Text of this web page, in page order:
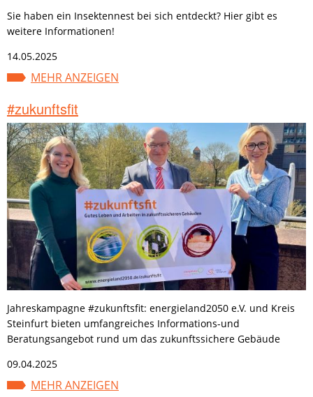
Sie haben ein Insektennest bei sich entdeckt? Hier gibt es
weitere Informationen!
14.05.2025
MEHR ANZEIGEN
#zukunftsfit
Jahreskampagne #zukunftsfit: energieland2050 e.V. und Kreis
Steinfurt bieten umfangreiches Informations-und
Beratungsangebot rund um das zukunftssichere Gebäude
09.04.2025
MEHR ANZEIGEN